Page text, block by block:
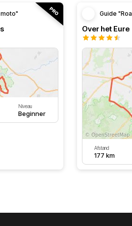
Niveau
Beginner
Guide
Over het Eure
Afstand
177 km